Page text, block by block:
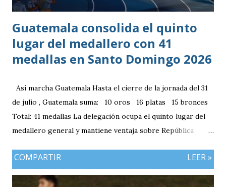
Guatemala consolida el quinto
lugar del medallero con 41
medallas en Santo Domingo 2026
Así marcha Guatemala Hasta el cierre de la jornada del 31
de julio , Guatemala suma: 10 oros 16 platas 15 bronces
Total: 41 medallas La delegación ocupa el quinto lugar del
medallero general y mantiene ventaja sobre República
plata, aunque ambos países registran el mismo número de
oros (10).
COMPARTIR LEER »